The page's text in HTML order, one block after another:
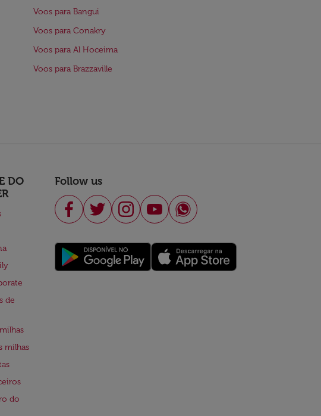
Voos para Bangui
Voos para Conakry
Voos para Al Hoceima
Voos para Brazzaville
DO
de
milhas
do
Follow us